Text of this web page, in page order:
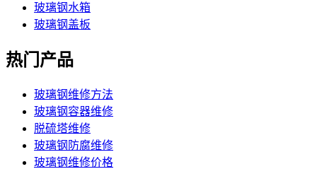
玻璃钢水箱
玻璃钢盖板
热门产品
玻璃钢维修方法
玻璃钢容器维修
脱硫塔维修
玻璃钢防腐维修
玻璃钢维修价格